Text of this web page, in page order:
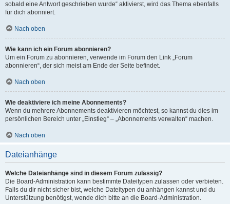
sobald eine Antwort geschrieben wurde“ aktivierst, wird das Thema ebenfalls
für dich abonniert.
Nach oben
Wie kann ich ein Forum abonnieren?
Um ein Forum zu abonnieren, verwende im Forum den Link „Forum
abonnieren“, der sich meist am Ende der Seite befindet.
Nach oben
Wie deaktiviere ich meine Abonnements?
Wenn du mehrere Abonnements deaktivieren möchtest, so kannst du dies im
persönlichen Bereich unter „Einstieg“ – „Abonnements verwalten“ machen.
Nach oben
Dateianhänge
Welche Dateianhänge sind in diesem Forum zulässig?
Die Board-Administration kann bestimmte Dateitypen zulassen oder verbieten.
Falls du dir nicht sicher bist, welche Dateitypen du anhängen kannst und du
Unterstützung benötigst, wende dich bitte an die Board-Administration.